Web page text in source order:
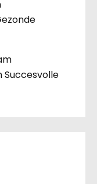
Succesvolle